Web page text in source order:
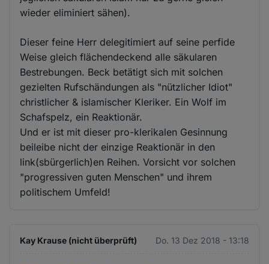
wieder eliminiert sähen).
Dieser feine Herr delegitimiert auf seine perfide
Weise gleich flächendeckend alle säkularen
Bestrebungen. Beck betätigt sich mit solchen
gezielten Rufschändungen als "nützlicher Idiot"
christlicher & islamischer Kleriker. Ein Wolf im
Schafspelz, ein Reaktionär.
Und er ist mit dieser pro-klerikalen Gesinnung
beileibe nicht der einzige Reaktionär in den
link(sbürgerlich)en Reihen. Vorsicht vor solchen
"progressiven guten Menschen" und ihrem
politischem Umfeld!
Kay Krause (nicht überprüft) Do. 13 Dez 2018 - 13:18